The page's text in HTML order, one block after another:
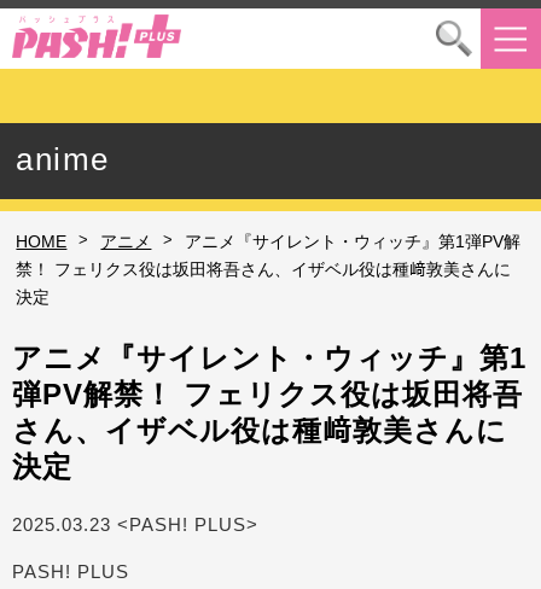
anime
HOME > アニメ >
アニメ『サイレント・ウィッチ』第1弾PV解
禁！ フェリクス役は坂田将吾さん、イザベル役は種﨑敦美さんに
決定
アニメ『サイレント・ウィッチ』第1
弾PV解禁！ フェリクス役は坂田将吾
さん、イザベル役は種﨑敦美さんに
決定
2025.03.23 <PASH! PLUS>
PASH! PLUS